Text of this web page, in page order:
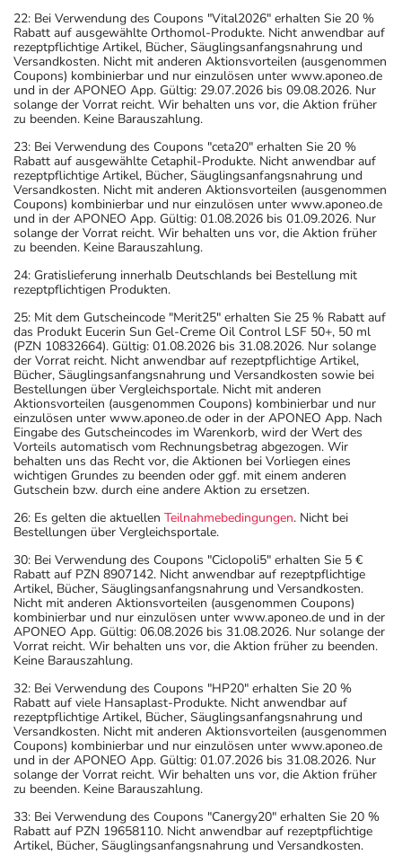
22: Bei Verwendung des Coupons "Vital2026" erhalten Sie 20 %
Rabatt auf ausgewählte Orthomol-Produkte. Nicht anwendbar auf
rezeptpflichtige Artikel, Bücher, Säuglingsanfangsnahrung und
Versandkosten. Nicht mit anderen Aktionsvorteilen (ausgenommen
Coupons) kombinierbar und nur einzulösen unter www.aponeo.de
und in der APONEO App. Gültig: 29.07.2026 bis 09.08.2026. Nur
solange der Vorrat reicht. Wir behalten uns vor, die Aktion früher
zu beenden. Keine Barauszahlung.
23: Bei Verwendung des Coupons "ceta20" erhalten Sie 20 %
Rabatt auf ausgewählte Cetaphil-Produkte. Nicht anwendbar auf
rezeptpflichtige Artikel, Bücher, Säuglingsanfangsnahrung und
Versandkosten. Nicht mit anderen Aktionsvorteilen (ausgenommen
Coupons) kombinierbar und nur einzulösen unter www.aponeo.de
und in der APONEO App. Gültig: 01.08.2026 bis 01.09.2026. Nur
solange der Vorrat reicht. Wir behalten uns vor, die Aktion früher
zu beenden. Keine Barauszahlung.
24: Gratislieferung innerhalb Deutschlands bei Bestellung mit
rezeptpflichtigen Produkten.
25: Mit dem Gutscheincode "Merit25" erhalten Sie 25 % Rabatt auf
das Produkt Eucerin Sun Gel-Creme Oil Control LSF 50+, 50 ml
(PZN 10832664). Gültig: 01.08.2026 bis 31.08.2026. Nur solange
der Vorrat reicht. Nicht anwendbar auf rezeptpflichtige Artikel,
Bücher, Säuglingsanfangsnahrung und Versandkosten sowie bei
Bestellungen über Vergleichsportale. Nicht mit anderen
Aktionsvorteilen (ausgenommen Coupons) kombinierbar und nur
einzulösen unter www.aponeo.de oder in der APONEO App. Nach
Eingabe des Gutscheincodes im Warenkorb, wird der Wert des
Vorteils automatisch vom Rechnungsbetrag abgezogen. Wir
behalten uns das Recht vor, die Aktionen bei Vorliegen eines
wichtigen Grundes zu beenden oder ggf. mit einem anderen
Gutschein bzw. durch eine andere Aktion zu ersetzen.
26: Es gelten die aktuellen Teilnahmebedingungen. Nicht bei
Bestellungen über Vergleichsportale.
30: Bei Verwendung des Coupons "Ciclopoli5" erhalten Sie 5 €
Rabatt auf PZN 8907142. Nicht anwendbar auf rezeptpflichtige
Artikel, Bücher, Säuglingsanfangsnahrung und Versandkosten.
Nicht mit anderen Aktionsvorteilen (ausgenommen Coupons)
kombinierbar und nur einzulösen unter www.aponeo.de und in der
APONEO App. Gültig: 06.08.2026 bis 31.08.2026. Nur solange der
Vorrat reicht. Wir behalten uns vor, die Aktion früher zu beenden.
Keine Barauszahlung.
32: Bei Verwendung des Coupons "HP20" erhalten Sie 20 %
Rabatt auf viele Hansaplast-Produkte. Nicht anwendbar auf
rezeptpflichtige Artikel, Bücher, Säuglingsanfangsnahrung und
Versandkosten. Nicht mit anderen Aktionsvorteilen (ausgenommen
Coupons) kombinierbar und nur einzulösen unter www.aponeo.de
und in der APONEO App. Gültig: 01.07.2026 bis 31.08.2026. Nur
solange der Vorrat reicht. Wir behalten uns vor, die Aktion früher
zu beenden. Keine Barauszahlung.
33: Bei Verwendung des Coupons "Canergy20" erhalten Sie 20 %
Rabatt auf PZN 19658110. Nicht anwendbar auf rezeptpflichtige
Artikel, Bücher, Säuglingsanfangsnahrung und Versandkosten.